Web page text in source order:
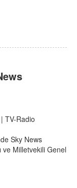
TV-Radio
Sky News
ve Milletvekili Genel